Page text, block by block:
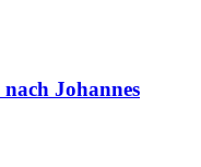
Johannes